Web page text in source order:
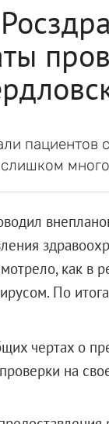
как в
По
чертах о
на